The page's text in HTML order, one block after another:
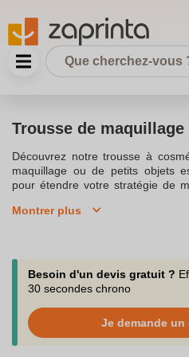
Trousse de
Découvrez notre trousse à
maquillage ou de petits objets
pour étendre votre stratégie de
vous pouvez personnaliser
pour ceux qui souhaitent ajouter
nécessaire de maquillage. La
est également fabriquée en
une trousse promotionnelle en
100% bio. Offrez une trousse
renforcer l'impact
Montrer plus
Besoin d'un devis gratuit ?
30 secondes chrono
Je demande